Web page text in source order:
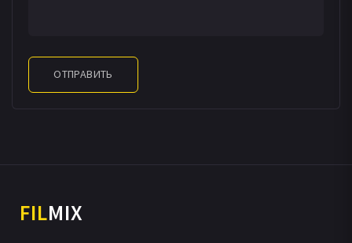
ОТПРАВИТЬ
FILMIX